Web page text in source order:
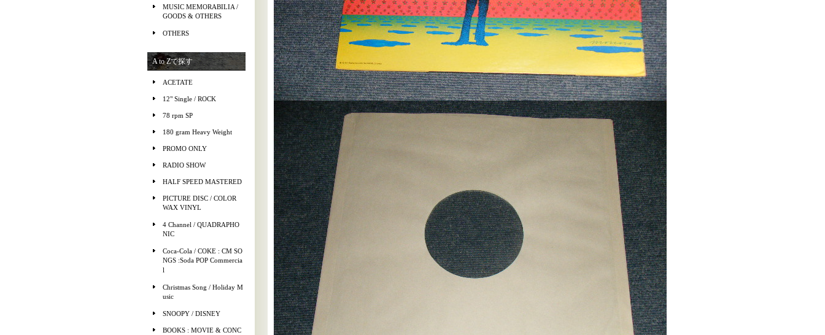
MUSIC MEMORABILIA /
GOODS & OTHERS
OTHERS
A to Zで探す
ACETATE
12" Single / ROCK
78 rpm SP
180 gram Heavy Weight
PROMO ONLY
RADIO SHOW
HALF SPEED MASTERED
PICTURE DISC / COLOR
WAX VINYL
4 Channel / QUADRAPHO
NIC
Coca-Cola / COKE : CM SO
NGS :Soda POP Commercia
l
Christmas Song / Holiday M
usic
SNOOPY / DISNEY
BOOKS : MOVIE & CONC